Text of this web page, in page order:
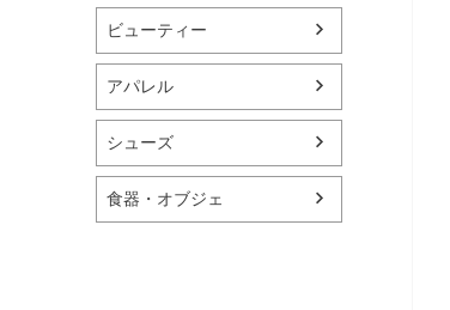
ビューティー
アパレル
シューズ
食器・オブジェ